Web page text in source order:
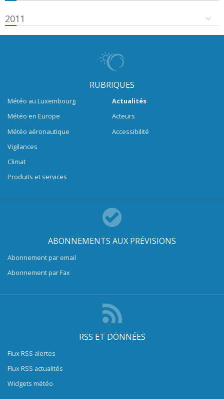
2011
RUBRIQUES
Météo au Luxembourg
Météo en Europe
Météo aéronautique
Vigilances
Climat
Produits et services
Actualités
Acteurs
Accessibilité
ABONNEMENTS AUX PRÉVISIONS
Abonnement par email
Abonnement par Fax
RSS ET DONNÉES
Flux RSS alertes
Flux RSS actualités
Widgets météo